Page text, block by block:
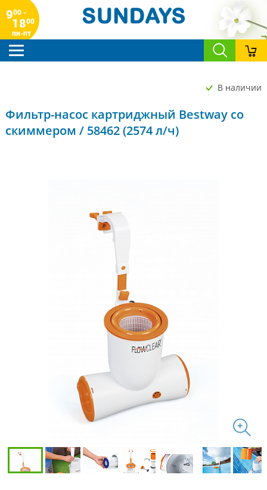
900 -
1800
пн-пт
В наличии
Фильтр-насос картриджный Bestway со
скиммером / 58462 (2574 л/ч)